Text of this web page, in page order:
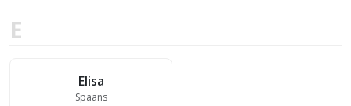
E
Elisa
Spaans